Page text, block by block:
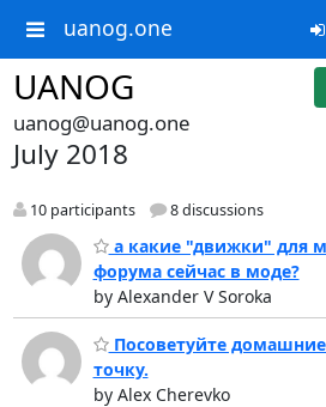
uanog.one
UANOG
uanog@uanog.one
July 2018
10 participants 8 discussions
а какие "движки" для
форума сейчас в моде?
by Alexander V Soroka
Посоветуйте
точку.
by Alex Cherevko